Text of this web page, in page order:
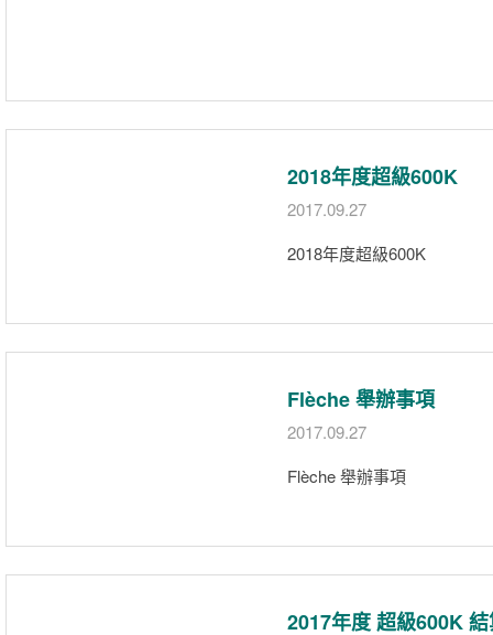
2018年度超級600K
2017.09.27
2018年度超級600K
Flèche 舉辦事項
2017.09.27
Flèche 舉辦事項
2017年度 超級600K